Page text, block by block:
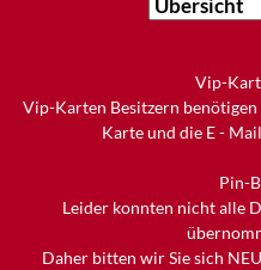
Vip-
Vip-Karten Besitzern
Karte und die E -
Pin-
Leider konnten nicht alle
Daher bitten wir Sie sich